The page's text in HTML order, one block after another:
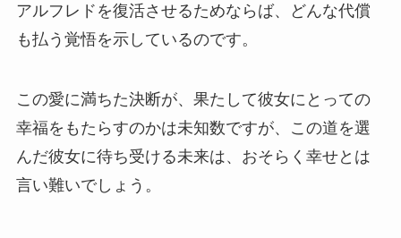
アルフレドを復活させるためならば、どんな代償
も払う覚悟を示しているのです。
この愛に満ちた決断が、果たして彼女にとっての
幸福をもたらすのかは未知数ですが、この道を選
んだ彼女に待ち受ける未来は、おそらく幸せとは
言い難いでしょう。